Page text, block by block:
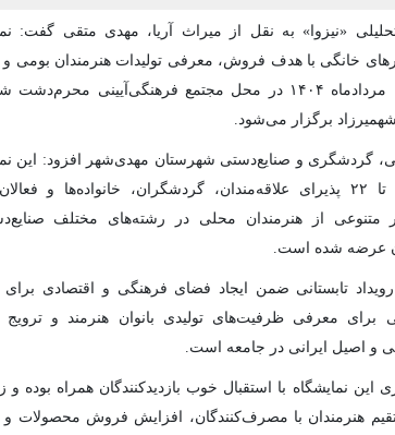
«نیزوا» به نقل از میراث آریا، مهدی متقی گفت:
خانگی با هدف فروش، معرفی تولیدات هنرمندان بومی
از مشاغل خانگی، تا ۱۷ مردادماه ۱۴۰۴ در محل مجتمع فرهنگی‌آیینی
برگزار می‌شود.
گردشگری و صنایع‌دستی شهرستان مهدی‌شهر افزود: این
همه‌روزه از ساعت ۱۷ تا ۲۲ پذیرای علاقه‌مندان، گردشگران، خانواده‌ها و
متنوعی از هنرمندان محلی در رشته‌های مختلف
عرضه شده است.
تابستانی ضمن ایجاد فضای فرهنگی و اقتصادی
معرفی ظرفیت‌های تولیدی بانوان هنرمند و ترویج
و اصیل ایرانی در جامعه است.
این نمایشگاه با استقبال خوب بازدیدکنندگان همراه بوده و
هنرمندان با مصرف‌کنندگان، افزایش فروش محصولات